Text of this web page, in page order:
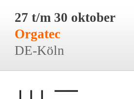
27 t/m 30 oktober
Orgatec
DE-Köln